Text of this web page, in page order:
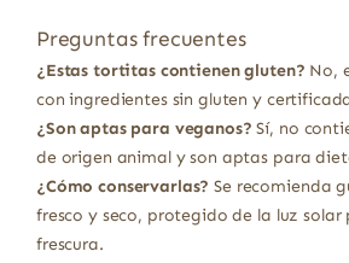
Preguntas frecuentes
¿Estas tortitas contienen gluten? No,
con ingredientes sin gluten y
¿Son aptas para veganos? Sí, no
de origen animal y son aptas para
¿Cómo conservarlas? Se recomienda
fresco y seco, protegido de la luz solar
frescura.